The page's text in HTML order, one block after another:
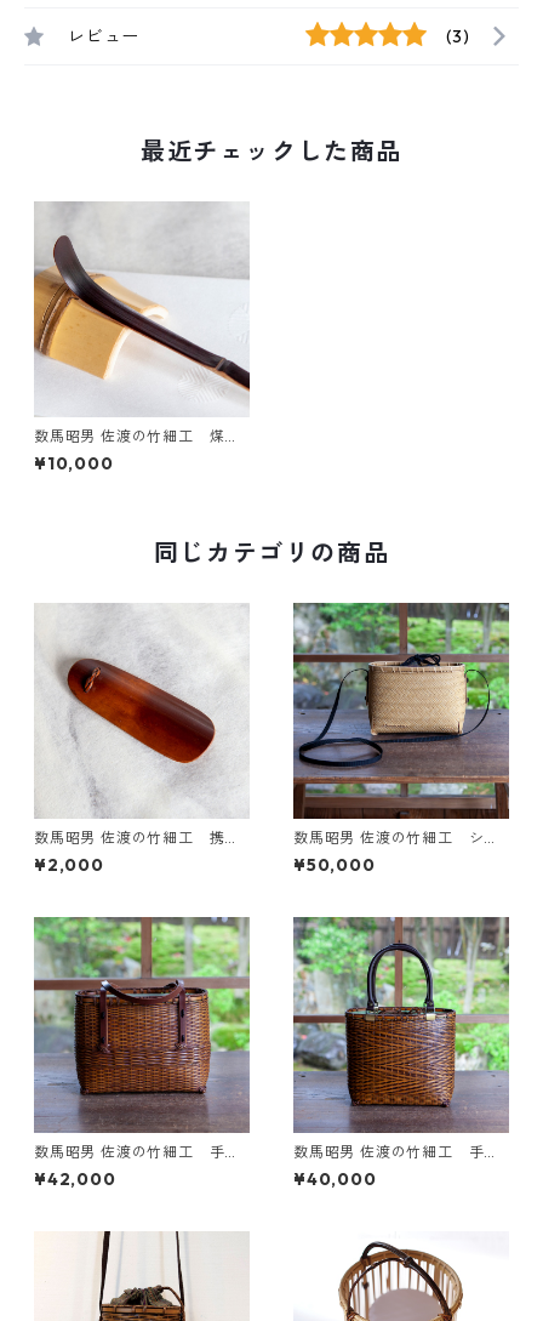
レビュー (3)
最近チェックした商品
数馬昭男 佐渡の竹細工 煤竹
茶杓
¥10,000
同じカテゴリの商品
数馬昭男 佐渡の竹細工 携帯
用靴べら
¥2,000
数馬昭男 佐渡の竹細工 ショ
ルダーバッグ アジロ 白
竹 小
¥50,000
数馬昭男 佐渡の竹細工 手提
げバッグ 静海入 皮手 小
¥42,000
数馬昭男 佐渡の竹細工 手提
げバッグ 深 山路あみ
¥40,000